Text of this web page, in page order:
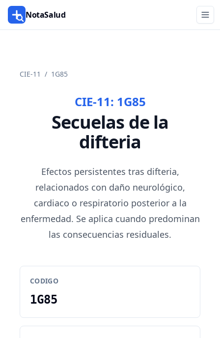
NotaSalud
CIE-11 / 1G85
CIE-11: 1G85
Secuelas de la
difteria
Efectos persistentes tras difteria,
relacionados con daño neurológico,
cardiaco o respiratorio posterior a la
enfermedad. Se aplica cuando predominan
las consecuencias residuales.
CODIGO
1G85